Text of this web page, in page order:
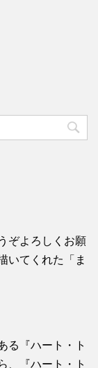
ぞよろしくお願
いてくれた「ま
る『ハート・ト
、『ハート・ト